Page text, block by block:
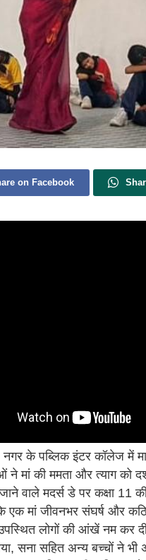
on Facebook
नगर के पब्लिक इंटर कॉलेज में
ने मां की ममता और त्याग को
वाले मदर्स डे पर कक्षा 11
एक मां जीवनभर संघर्ष और
लोगों की आंखें नम कर
सना सहित अन्य बच्चों ने भी